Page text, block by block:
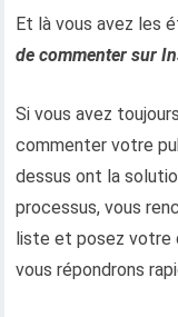
Et là vous avez les
de commenter sur
Si vous avez
commenter votre
dessus ont la
processus, vous
liste et posez votre
vous répondrons